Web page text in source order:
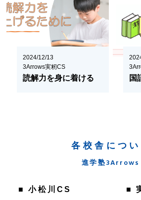
2024/12/13
3Arrows実籾CS
読解力を身に着ける
各校舎につい
進学塾3Arrows
■ 小松川CS ■